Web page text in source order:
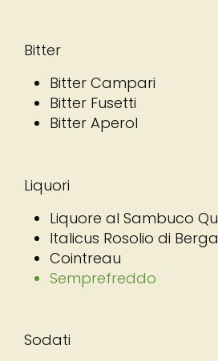
Bitter
Bitter Campari
Bitter Fusetti
Bitter Aperol
Liquori
Liquore al Sambuco
Italicus Rosolio di
Cointreau
Semprefreddo
Sodati